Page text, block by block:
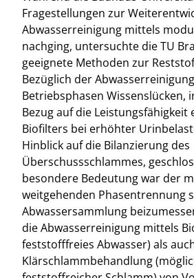
Fragestellungen zur
Abwasserreinigung mittels
nachging, untersuchte die TU
geeignete Methoden zur
Bezüglich der
Betriebsphasen Wissenslücken,
Bezug auf die Leistungsfähigkeit
Biofilters bei erhöhter
Hinblick auf die Bilanzierung des
Überschussschlammes,
besondere Bedeutung war der
weitgehenden Phasentrennung
Abwassersammlung
die Abwasserreinigung mittels
feststofffreies Abwasser) als
Klärschlammbehandlung